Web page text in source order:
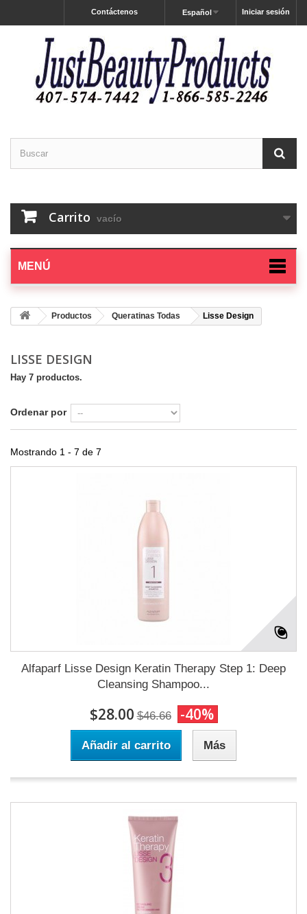
Iniciar sesión
Español
Contáctenos
Carrito vacío
MENÚ
Productos Queratinas Todas Lisse Design
LISSE DESIGN
Hay 7 productos.
Ordenar por
Mostrando 1 - 7 de 7
Alfaparf Lisse Design Keratin Therapy Step 1: Deep
Cleansing Shampoo...
$28.00 $46.66 -40%
Añadir al carrito Más